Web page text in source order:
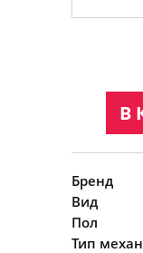
В
Бренд
Вид
Пол
Тип